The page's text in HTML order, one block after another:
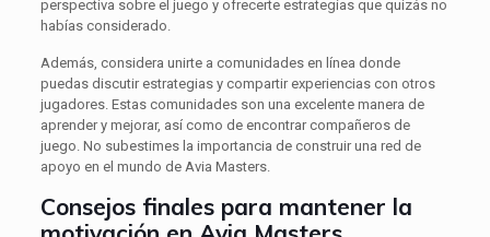
perspectiva sobre el juego y ofrecerte estrategias que quizás no
habías considerado.
Además, considera unirte a comunidades en línea donde
puedas discutir estrategias y compartir experiencias con otros
jugadores. Estas comunidades son una excelente manera de
aprender y mejorar, así como de encontrar compañeros de
juego. No subestimes la importancia de construir una red de
apoyo en el mundo de Avia Masters.
Consejos finales para mantener la